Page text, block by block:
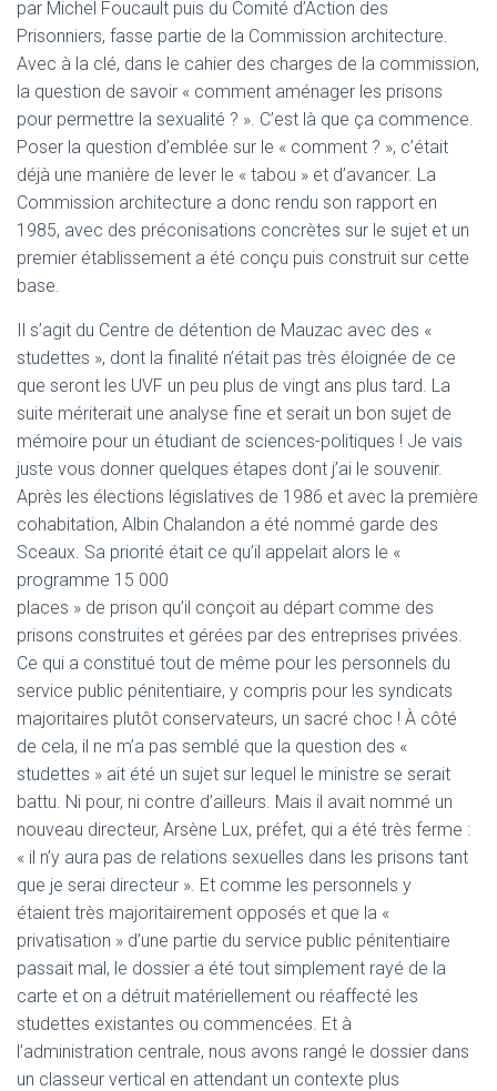
par Michel Foucault puis du Comité d’Action des
Prisonniers, fasse partie de la Commission architecture.
Avec à la clé, dans le cahier des charges de la commission,
la question de savoir « comment aménager les prisons
pour permettre la sexualité ? ». C’est là que ça commence.
Poser la question d’emblée sur le « comment ? », c’était
déjà une manière de lever le « tabou » et d’avancer. La
Commission architecture a donc rendu son rapport en
1985, avec des préconisations concrètes sur le sujet et un
premier établissement a été conçu puis construit sur cette
base.
Il s’agit du Centre de détention de Mauzac avec des «
studettes », dont la finalité n’était pas très éloignée de ce
que seront les UVF un peu plus de vingt ans plus tard. La
suite mériterait une analyse fine et serait un bon sujet de
mémoire pour un étudiant de sciences-politiques ! Je vais
juste vous donner quelques étapes dont j’ai le souvenir.
Après les élections législatives de 1986 et avec la première
cohabitation, Albin Chalandon a été nommé garde des
Sceaux. Sa priorité était ce qu’il appelait alors le «
programme 15 000
places » de prison qu’il conçoit au départ comme des
prisons construites et gérées par des entreprises privées.
Ce qui a constitué tout de même pour les personnels du
service public pénitentiaire, y compris pour les syndicats
majoritaires plutôt conservateurs, un sacré choc ! À côté
de cela, il ne m’a pas semblé que la question des «
studettes » ait été un sujet sur lequel le ministre se serait
battu. Ni pour, ni contre d’ailleurs. Mais il avait nommé un
nouveau directeur, Arsène Lux, préfet, qui a été très ferme :
« il n’y aura pas de relations sexuelles dans les prisons tant
que je serai directeur ». Et comme les personnels y
étaient très majoritairement opposés et que la «
privatisation » d’une partie du service public pénitentiaire
passait mal, le dossier a été tout simplement rayé de la
carte et on a détruit matériellement ou réaffecté les
studettes existantes ou commencées. Et à
l’administration centrale, nous avons rangé le dossier dans
un classeur vertical en attendant un contexte plus